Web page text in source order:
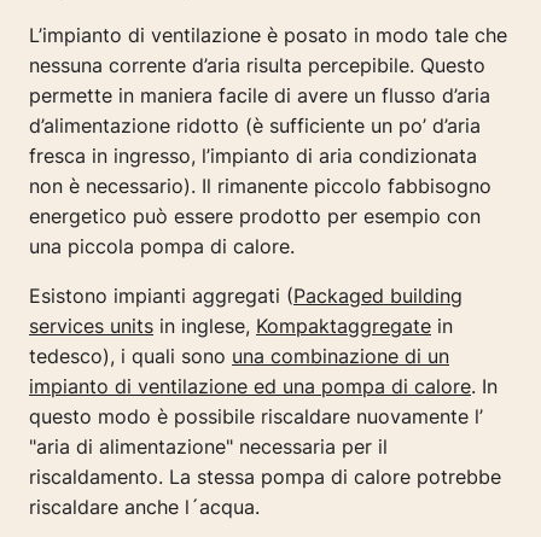
L’impianto di ventilazione è posato in modo tale che
nessuna corrente d’aria risulta percepibile. Questo
permette in maniera facile di avere un flusso d’aria
d’alimentazione ridotto (è sufficiente un po’ d’aria
fresca in ingresso, l’impianto di aria condizionata
non è necessario). Il rimanente piccolo fabbisogno
energetico può essere prodotto per esempio con
una piccola pompa di calore.
Esistono impianti aggregati (Packaged building
services units in inglese, Kompaktaggregate in
tedesco), i quali sono una combinazione di un
impianto di ventilazione ed una pompa di calore. In
questo modo è possibile riscaldare nuovamente l’
"aria di alimentazione" necessaria per il
riscaldamento. La stessa pompa di calore potrebbe
riscaldare anche l´acqua.